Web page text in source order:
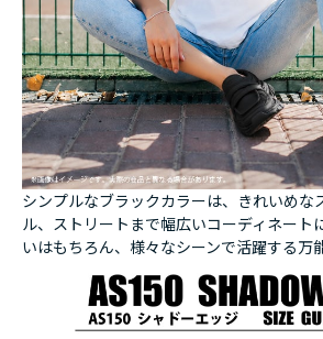
シンプルなブラックカラーは、きれいめな
ル、ストリートまで幅広いコーディネート
いはもちろん、様々なシーンで活躍する万